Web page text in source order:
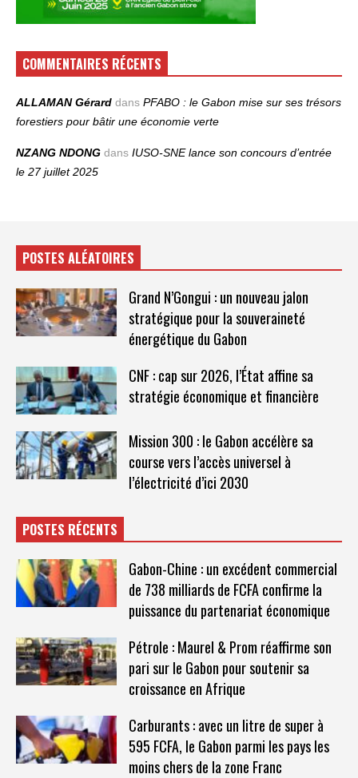
COMMENTAIRES RÉCENTS
ALLAMAN Gérard dans PFABO : le Gabon mise sur ses trésors
forestiers pour bâtir une économie verte
NZANG NDONG dans IUSO‑SNE lance son concours d’entrée
le 27 juillet 2025
POSTES ALÉATOIRES
Grand N’Gongui : un nouveau jalon
stratégique pour la souveraineté
énergétique du Gabon
CNF : cap sur 2026, l’État affine sa
stratégie économique et financière
Mission 300 : le Gabon accélère sa
course vers l’accès universel à
l’électricité d’ici 2030
POSTES RÉCENTS
Gabon-Chine : un excédent commercial
de 738 milliards de FCFA confirme la
puissance du partenariat économique
Pétrole : Maurel & Prom réaffirme son
pari sur le Gabon pour soutenir sa
croissance en Afrique
Carburants : avec un litre de super à
595 FCFA, le Gabon parmi les pays les
moins chers de la zone Franc